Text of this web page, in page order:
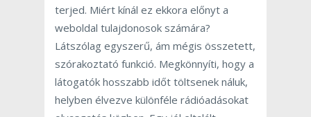
terjed. Miért kínál ez ekkora előnyt a
weboldal tulajdonosok számára?
Látszólag egyszerű, ám mégis összetett,
szórakoztató funkció. Megkönnyíti, hogy a
látogatók hosszabb időt töltsenek náluk,
helyben élvezve különféle rádióadásokat